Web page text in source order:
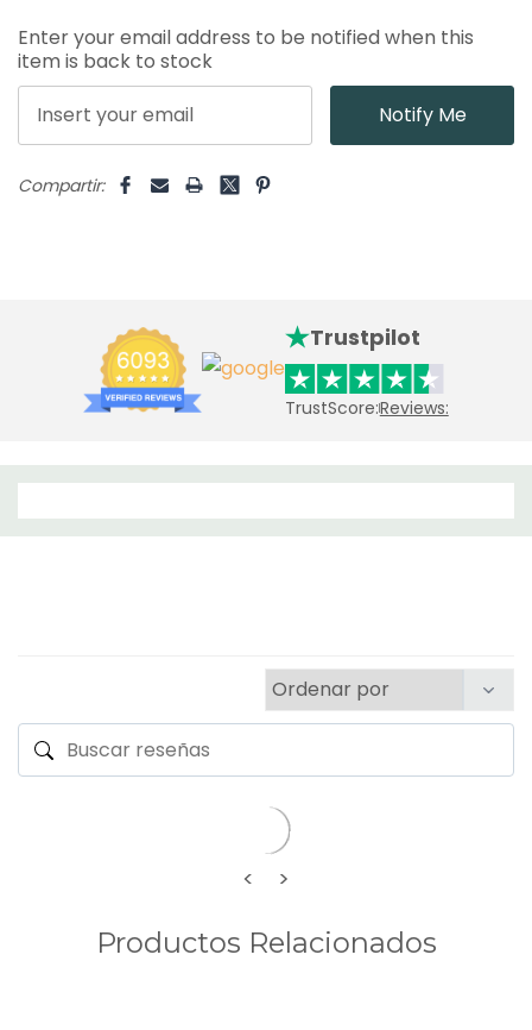
Enter your email address to be notified when this
item is back to stock
Notify Me
Compartir:
Trustpilot
TrustScore:Reviews:
< >
Productos Relacionados